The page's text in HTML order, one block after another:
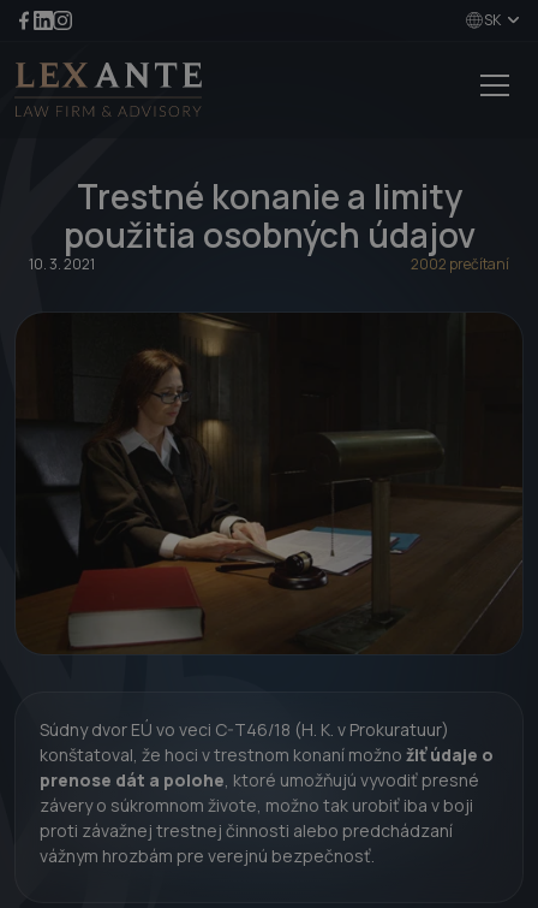
SK
Trestné konanie a limity
použitia osobných údajov
10. 3. 2021 2002 prečítaní
Súdny dvor EÚ vo veci C-T46/18 (H. K. v Prokuratuur)
konštatoval, že hoci v trestnom konaní možno žiť údaje o
prenose dát a polohe, ktoré umožňujú vyvodiť presné
závery o súkromnom živote, možno tak urobiť iba v boji
proti závažnej trestnej činnosti alebo predchádzaní
vážnym hrozbám pre verejnú bezpečnosť.